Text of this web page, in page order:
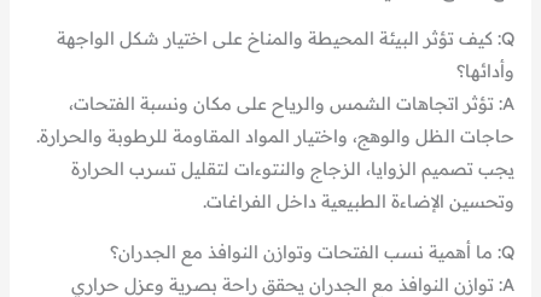
Q: كيف تؤثر البيئة المحيطة والمناخ على اختيار شكل الواجهة
وأدائها؟
A: تؤثر اتجاهات الشمس والرياح على مكان ونسبة الفتحات،
حاجات الظل والوهج، واختيار المواد المقاومة للرطوبة والحرارة.
يجب تصميم الزوايا، الزجاج والنتوءات لتقليل تسرب الحرارة
وتحسين الإضاءة الطبيعية داخل الفراغات.
Q: ما أهمية نسب الفتحات وتوازن النوافذ مع الجدران؟
A: توازن النوافذ مع الجدران يحقق راحة بصرية وعزل حراري